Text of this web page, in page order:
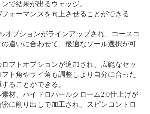
で結果が出るウェッジ。
ォーマンスを向上させることができる
オプションがラインアップされ、コースコ
違いに合わせて、最適なソール選択が可
フトオプションが追加され、広範なセッ
ト角やライ角も調整しより自分に合った
ることができる。
材、ハイドロパールクローム2.0仕上げが
に削り出しで加工され、スピンコントロ